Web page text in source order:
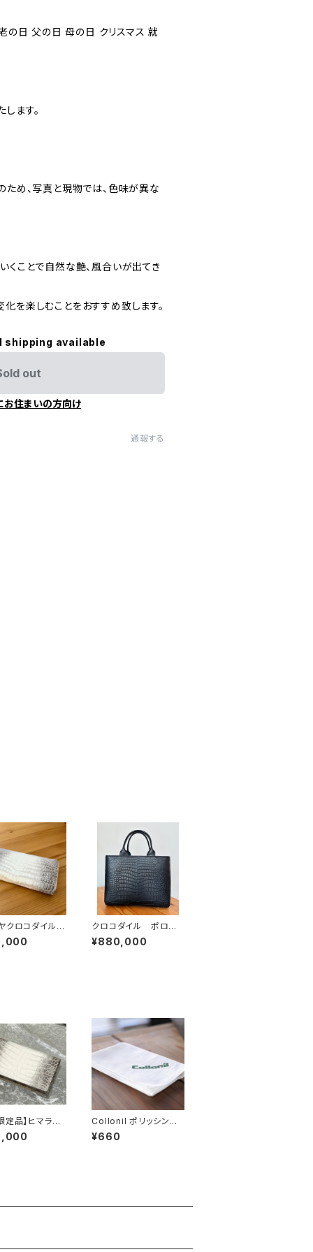
の日 父の日 母の日 クリスマス 就
ます。
ため、写真と現物では、色味が異な
くことで自然な艶、風合いが出てき
を楽しむことをおすすめ致します。
shipping available
out
お住まいの方向け
通報する
クロコダイル
ンドファスナ
ット
クロコダイル ポロサ
ス トートバッグ 黒
¥880,000
定品】ヒマラヤ
ダイル 無双 2
入る長財布 札
Collonil ポリッシング
クロス
¥660